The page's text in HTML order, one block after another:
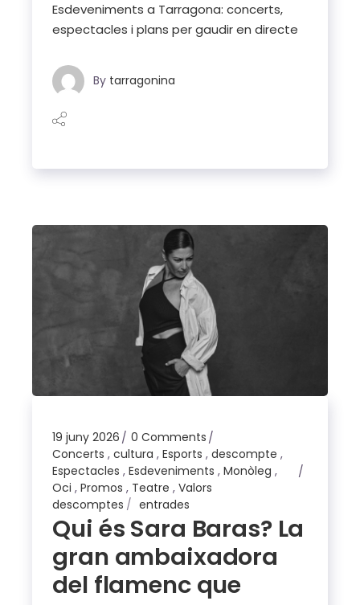
Esdeveniments a Tarragona: concerts,
espectacles i plans per gaudir en directe
By tarragonina
19 juny 2026
0 Comments
Concerts ,cultura ,Esports ,descompte ,
Espectacles ,Esdeveniments ,Monòleg ,
Oci ,Promos , Teatre ,Valors
descomptes
entrades
Qui és Sara Baras? La
gran ambaixadora
del flamenc que